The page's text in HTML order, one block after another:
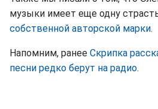
музыки имеет еще одну
собственной авторской марки.
Напомним, ранее Скрипка
песни редко берут на радио.